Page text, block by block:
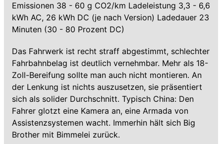
Emissionen 38 - 60 g CO2/km Ladeleistung 3,3 - 6,6
kWh AC, 26 kWh DC (je nach Version) Ladedauer 23
Minuten (30 - 80 Prozent DC)
Das Fahrwerk ist recht straff abgestimmt, schlechter
Fahrbahnbelag ist deutlich vernehmbar. Mehr als 18-
Zoll-Bereifung sollte man auch nicht montieren. An
der Lenkung ist nichts auszusetzen, sie präsentiert
sich als solider Durchschnitt. Typisch China: Den
Fahrer glotzt eine Kamera an, eine Armada von
Assistenzsystemen wacht. Immerhin hält sich Big
Brother mit Bimmelei zurück.